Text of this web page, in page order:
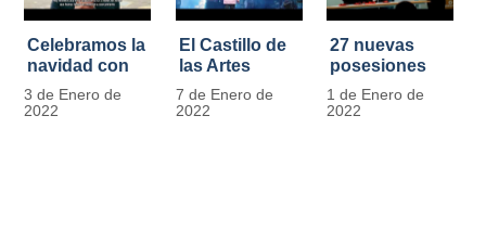
Celebramos la
navidad con
los Niños y
Niñas de los
3 de Enero de
2022
El Castillo de
las Artes
celebra su
primer año
7 de Enero de
2022
27 nuevas
posesiones
en el IDIPRON
1 de Enero de
2022